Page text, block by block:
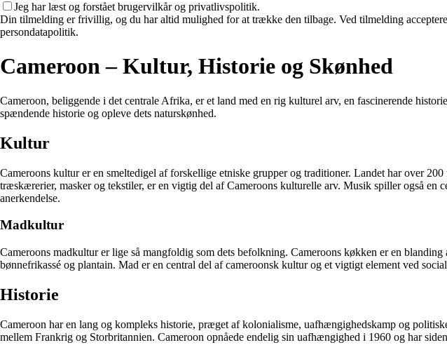
Jeg har læst og forstået brugervilkår og privatlivspolitik.
Din tilmelding er frivillig, og du har altid mulighed for at trække den tilbage. Ved tilmelding
persondatapolitik.
Cameroon – Kultur, Historie og Skønhed
Cameroon, beliggende i det centrale Afrika, er et land med en rig kulturel arv, en fascinerende
spændende historie og opleve dets naturskønhed.
Kultur
Cameroons kultur er en smeltedigel af forskellige etniske grupper og traditioner. Landet har over
træskærerier, masker og tekstiler, er en vigtig del af Cameroons kulturelle arv. Musik spiller også en
anerkendelse.
Madkultur
Cameroons madkultur er lige så mangfoldig som dets befolkning. Cameroons køkken er en
bønnefrikassé og plantain. Mad er en central del af cameroonsk kultur og et vigtigt element ved
Historie
Cameroon har en lang og kompleks historie, præget af kolonialisme, uafhængighedskamp og
mellem Frankrig og Storbritannien. Cameroon opnåede endelig sin uafhængighed i 1960 og har